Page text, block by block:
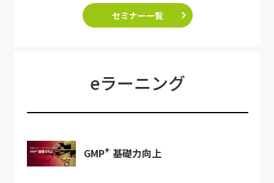
セミナー一覧
eラーニング
GMP+ 基礎力向上